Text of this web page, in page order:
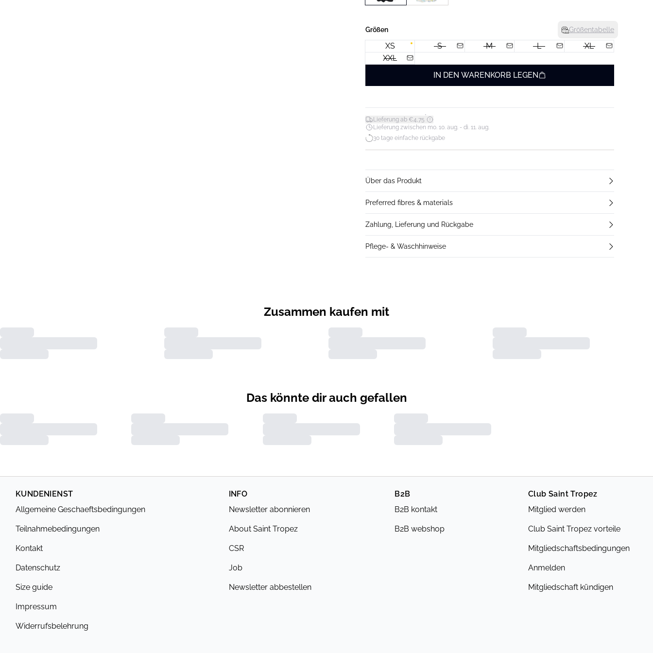
Größen Größentabelle
XS S M L
XL
XXL
IN DEN WARENKORB LEGEN
Lieferung ab €4,75*
Lieferung zwischen mo. 10. aug. - di. 11. aug.
30 tage einfache rückgabe
Über das Produkt
Preferred fibres & materials
Zahlung, Lieferung und Rückgabe
Pflege- & Waschhinweise
Zusammen kaufen mit
Das könnte dir auch gefallen
KUNDENIENST
Allgemeine Geschaeftsbedingungen
Teilnahmebedingungen
Kontakt
Datenschutz
Size guide
Impressum
Widerrufsbelehrung
INFO
Newsletter abonnieren
About Saint Tropez
CSR
Job
Newsletter abbestellen
B2B
B2B kontakt
B2B webshop
Club Saint Tropez
Mitglied werden
Club Saint Tropez vorteile
Mitgliedschaftsbedingungen
Anmelden
Mitgliedschaft kündigen